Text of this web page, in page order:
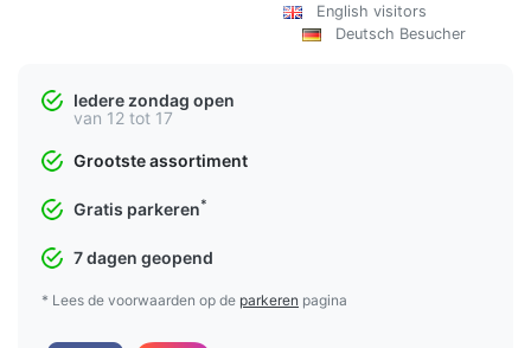
English visitors
Deutsch Besucher
Iedere zondag open
van 12 tot 17
Grootste assortiment
Gratis parkeren*
7 dagen geopend
* Lees de voorwaarden op de parkeren pagina